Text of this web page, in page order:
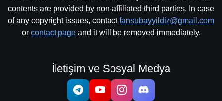
contents are provided by non-affiliated third parties. In case
of any copyright issues, contactfansubayyildiz@gmail.com
or contact pageand it will be removed immediately.
İletişim ve Sosyal Medya